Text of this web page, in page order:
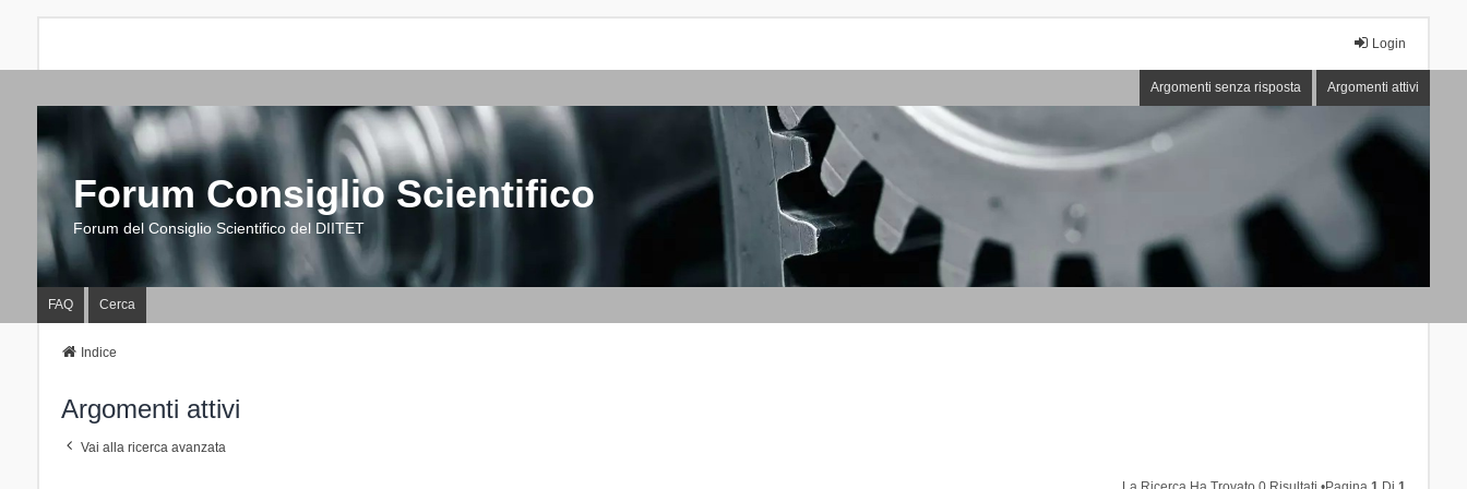
Login
Argomenti senza risposta Argomenti attivi
Forum Consiglio Scientifico
Forum del Consiglio Scientifico del DIITET
FAQ Cerca
Indice
Argomenti attivi
Vai alla ricerca avanzata